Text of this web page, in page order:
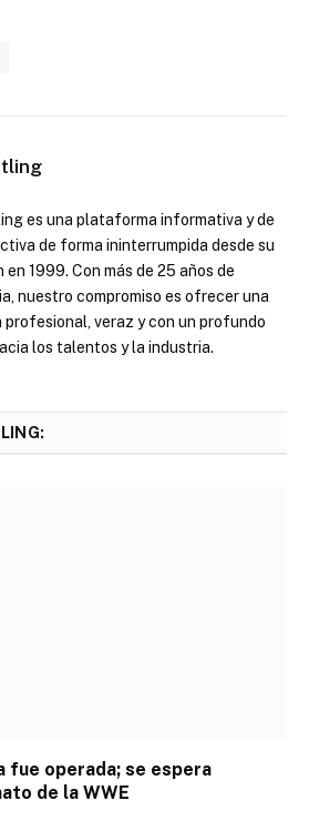
es una plataforma informativa y de
de forma ininterrumpida desde su
1999. Con más de 25 años de
nuestro compromiso es ofrecer una
veraz y con un profundo
los talentos y la industria.
fue operada; se espera
de la WWE